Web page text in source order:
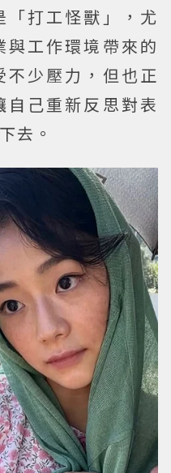
「打工怪獸」，尤
工作環境帶來的
少壓力，但也正
己重新反思對表
去。